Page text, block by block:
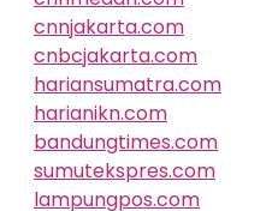
cnnjakarta.com
cnbcjakarta.com
hariansumatra.com
harianikn.com
bandungtimes.com
sumutekspres.com
lampungpos.com